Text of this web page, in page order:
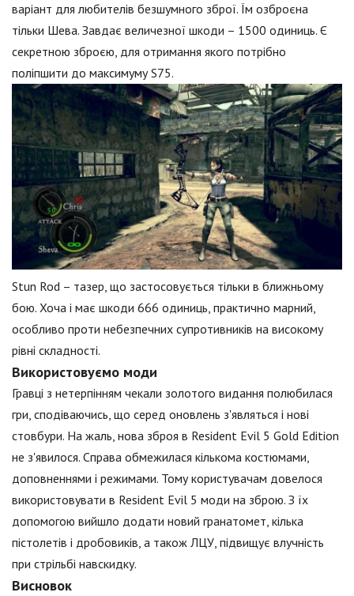
варіант для любителів безшумного зброї. Їм озброєна
тільки Шева. Завдає величезної шкоди – 1500 одиниць. Є
секретною зброєю, для отримання якого потрібно
поліпшити до максимуму S75.
Stun Rod – тазер, що застосовується тільки в ближньому
бою. Хоча і має шкоди 666 одиниць, практично марний,
особливо проти небезпечних супротивників на високому
рівні складності.
Використовуємо моди
Гравці з нетерпінням чекали золотого видання полюбилася
гри, сподіваючись, що серед оновлень з'являться і нові
стовбури. На жаль, нова зброя в Resident Evil 5 Gold Edition
не з'явилося. Справа обмежилася кількома костюмами,
доповненнями і режимами. Тому користувачам довелося
використовувати в Resident Evil 5 моди на зброю. З їх
допомогою вийшло додати новий гранатомет, кілька
пістолетів і дробовиків, а також ЛЦУ, підвищує влучність
при стрільбі навскидку.
Висновок